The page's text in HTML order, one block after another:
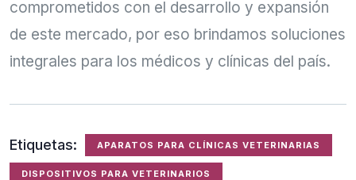
comprometidos con el desarrollo y expansión
de este mercado, por eso brindamos soluciones
integrales para los médicos y clínicas del país.
Etiquetas: APARATOS PARA CLÍNICAS VETERINARIAS
DISPOSITIVOS PARA VETERINARIOS